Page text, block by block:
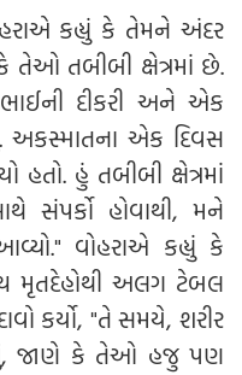
કહ્યું કે તેમને અંદર
તેઓ તબીબી ક્ષેત્રમાં છે.
દીકરી અને એક
એક દિવસ
હું તબીબી ક્ષેત્રમાં
સંપર્કો હોવાથી, મને
વોહરાએ કહ્યું કે
મૃતદેહોથી અલગ ટેબલ
કર્યો, "તે સમયે, શરીર
જાણે કે તેઓ હજુ પણ